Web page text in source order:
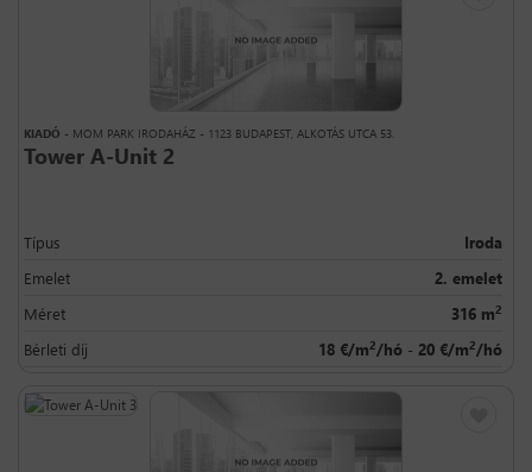
KIADÓ - MOM PARK IRODAHÁZ - 1123 BUDAPEST, ALKOTÁS UTCA 53.
Tower A-Unit 2
Típus Iroda
Emelet 2. emelet
Méret 316 m2
Bérleti díj 18 €/m2/hó - 20 €/m2/hó